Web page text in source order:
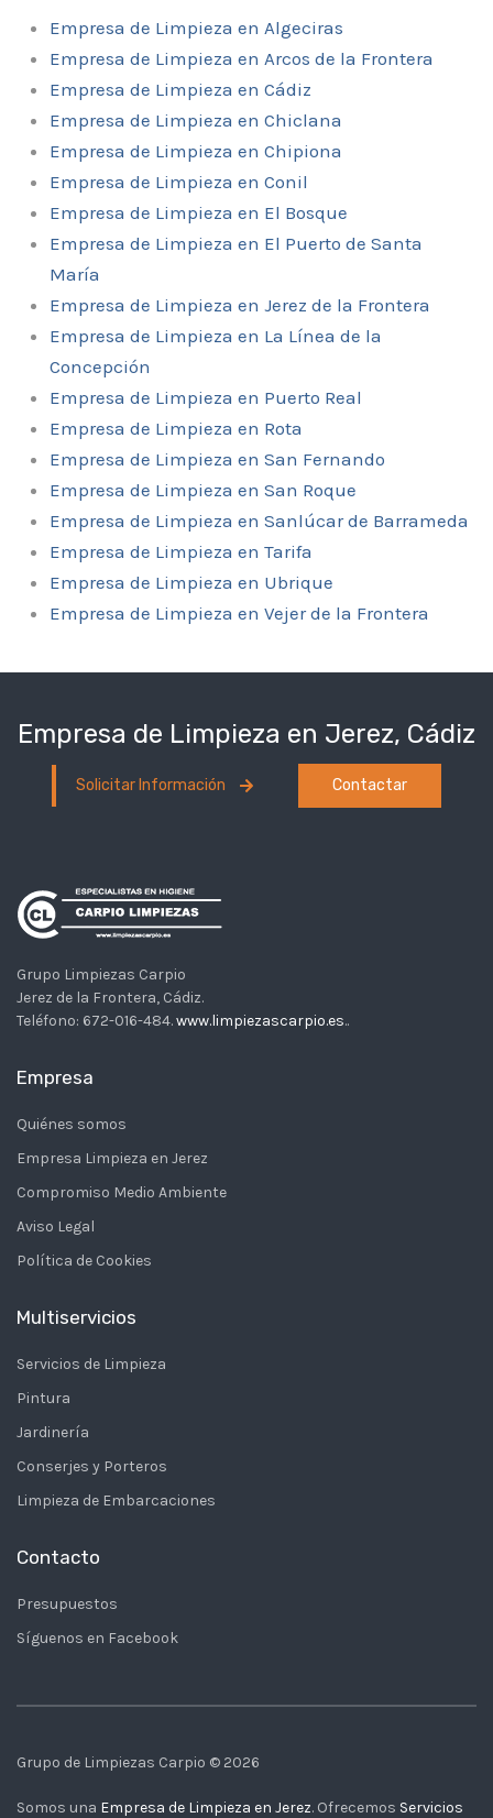
Empresa de Limpieza en Algeciras
Empresa de Limpieza en Arcos de la Frontera
Empresa de Limpieza en Cádiz
Empresa de Limpieza en Chiclana
Empresa de Limpieza en Chipiona
Empresa de Limpieza en Conil
Empresa de Limpieza en El Bosque
Empresa de Limpieza en El Puerto de Santa
María
Empresa de Limpieza en Jerez de la Frontera
Empresa de Limpieza en La Línea de la
Concepción
Empresa de Limpieza en Puerto Real
Empresa de Limpieza en Rota
Empresa de Limpieza en San Fernando
Empresa de Limpieza en San Roque
Empresa de Limpieza en Sanlúcar de Barrameda
Empresa de Limpieza en Tarifa
Empresa de Limpieza en Ubrique
Empresa de Limpieza en Vejer de la Frontera
Empresa de Limpieza en Jerez, Cádiz
Solicitar Información Contactar
Grupo Limpiezas Carpio
Jerez de la Frontera, Cádiz.
Teléfono: 672-016-484.www.limpiezascarpio.es..
Empresa
Quiénes somos
Empresa Limpieza en Jerez
Compromiso Medio Ambiente
Aviso Legal
Política de Cookies
Multiservicios
Servicios de Limpieza
Pintura
Jardinería
Conserjes y Porteros
Limpieza de Embarcaciones
Contacto
Presupuestos
Síguenos en Facebook
Grupo de Limpiezas Carpio © 2026
Somos una Empresa de Limpieza en Jerez. Ofrecemos Servicios